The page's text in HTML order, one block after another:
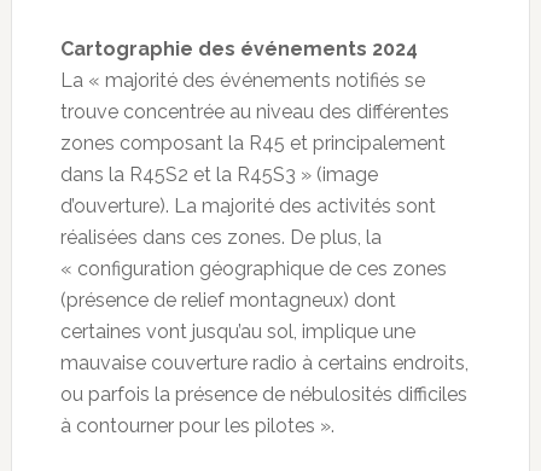
Cartographie des événements 2024
La « majorité des événements notifiés se
trouve concentrée au niveau des différentes
zones composant la R45 et principalement
dans la R45S2 et la R45S3 » (image
d’ouverture). La majorité des activités sont
réalisées dans ces zones. De plus, la
« configuration géographique de ces zones
(présence de relief montagneux) dont
certaines vont jusqu’au sol, implique une
mauvaise couverture radio à certains endroits,
ou parfois la présence de nébulosités difficiles
à contourner pour les pilotes ».